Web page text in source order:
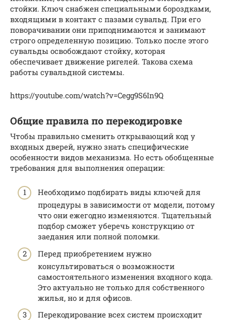
стойки. Ключ снабжен специальными бороздками,
входящими в контакт с пазами сувальд. При его
поворачивании они приподнимаются и занимают
строго определенную позицию. Только после этого
сувальды освобождают стойку, которая
обеспечивает движение ригелей. Такова схема
работы сувальдной системы.
https://youtube.com/watch?v=Cegg9S6In9Q
Общие правила по перекодировке
Чтобы правильно сменить открывающий код у
входных дверей, нужно знать специфические
особенности видов механизма. Но есть обобщенные
требования для выполнения операции:
Необходимо подбирать виды ключей для
процедуры в зависимости от модели, потому
что они ежегодно изменяются. Тщательный
подбор сможет уберечь конструкцию от
заедания или полной поломки.
Перед приобретением нужно
консультироваться о возможности
самостоятельного изменения входного кода.
Это актуально не только для собственного
жилья, но и для офисов.
Перекодирование всех систем происходит